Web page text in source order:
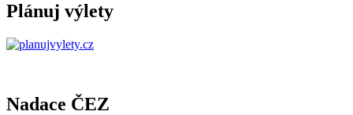
Plánuj výlety
Nadace ČEZ